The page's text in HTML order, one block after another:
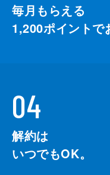
毎月もらえる
1,200ポイントで
04
解約は
いつでもOK。